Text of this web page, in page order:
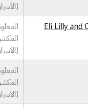
Eli Lilly and